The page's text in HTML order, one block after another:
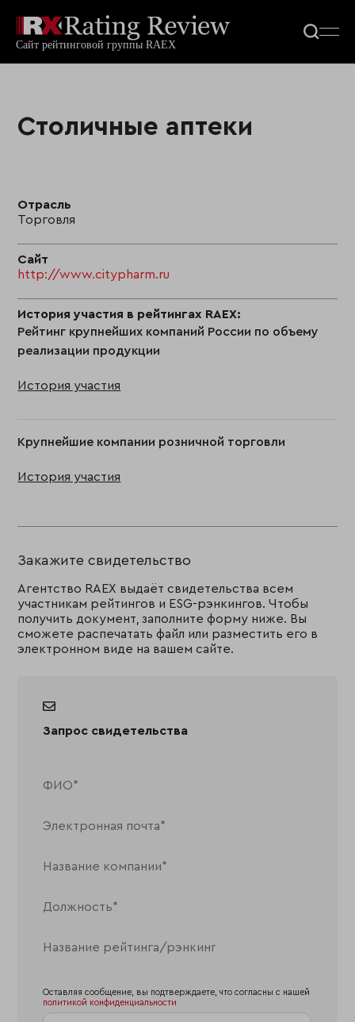
Столичные аптеки
Отрасль
Торговля
Сайт
http://www.citypharm.ru
История участия в рейтингах RAEX:
Рейтинг крупнейших компаний России по объему
реализации продукции
История участия
Крупнейшие компании розничной торговли
История участия
Закажите свидетельство
Агентство RAEX выдаёт свидетельства всем
участникам рейтингов и ESG-рэнкингов. Чтобы
получить документ, заполните форму ниже. Вы
сможете распечатать файл или разместить его в
электронном виде на вашем сайте.
Запрос свидетельства
Оставляя сообщение, вы подтверждаете, что согласны с нашей
политикой конфиденциальности